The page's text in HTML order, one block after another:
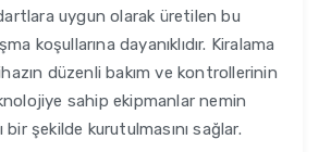
uygun olarak üretilen bu
koşullarına dayanıklıdır. Kiralama
düzenli bakım ve kontrollerinin
sahip ekipmanlar nemin
bir şekilde kurutulmasını sağlar.